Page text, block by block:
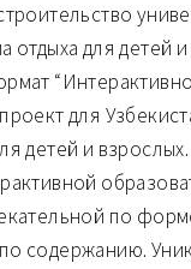
отдыха для детей
для
детей и
по
содержанию.